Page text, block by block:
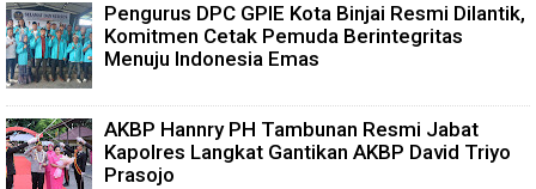
Pengurus DPC GPIE Kota Binjai Resmi Dilantik,
Komitmen Cetak Pemuda Berintegritas
Menuju Indonesia Emas
AKBP Hannry PH Tambunan Resmi Jabat
Kapolres Langkat Gantikan AKBP David Triyo
Prasojo